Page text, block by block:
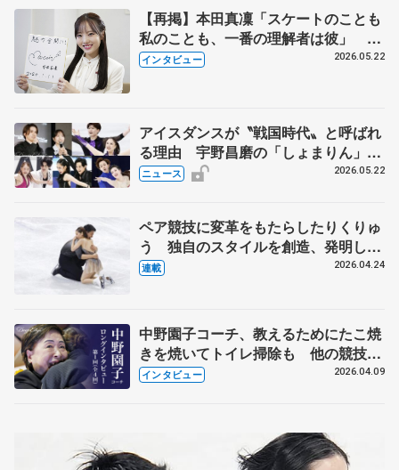
【再掲】本田真凜「スケートのことも
私のことも、一番の理解者は彼」 引
退時の単独インタビューで語った競技
インタビュー 2026.05.22
アイスダンスが〝戦国時代〟と呼ばれ
る理由 宇野昌磨の「しょまりん」ら
実力者が相次いで参戦 国内の競争激
ニュース 2026.05.22
ペア競技に変革をもたらしたりくりゅ
う 独自のスタイルを創造、発明した
【引退発表後②】
連載 2026.04.24
中野園子コーチ、教えるためにたこ焼
きを焼いてトイレ掃除も 他の競技に
も通用するという坂本花織の筋肉
インタビュー 2026.04.09